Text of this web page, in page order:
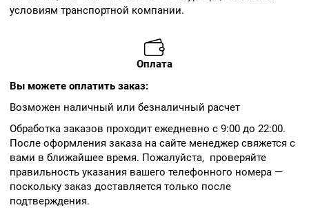
условиям транспортной компании.
Оплата
Вы можете оплатить заказ:
Возможен наличный или безналичный расчет
Обработка заказов проходит ежедневно с 9:00 до 22:00.
После оформления заказа на сайте менеджер свяжется с
вами в ближайшее время. Пожалуйста, проверяйте
правильность указания вашего телефонного номера —
поскольку заказ доставляется только после
подтверждения.